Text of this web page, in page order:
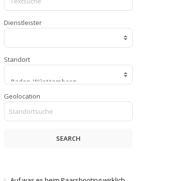
Dienstleister
Standort
Geolocation
SEARCH